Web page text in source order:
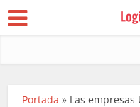
Portada » Las empresas